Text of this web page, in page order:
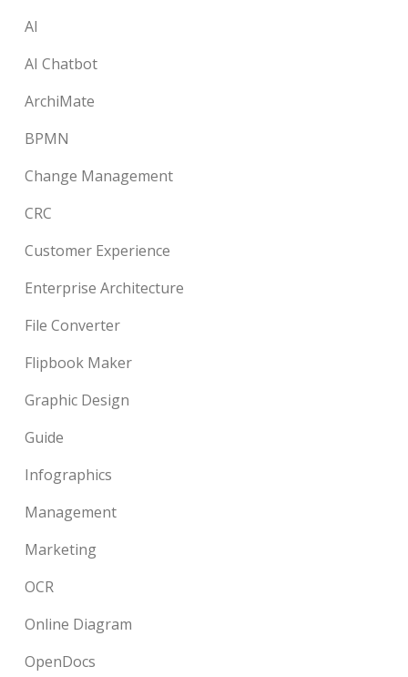
AI
AI Chatbot
ArchiMate
BPMN
Change Management
CRC
Customer Experience
Enterprise Architecture
File Converter
Flipbook Maker
Graphic Design
Guide
Infographics
Management
Marketing
OCR
Online Diagram
OpenDocs